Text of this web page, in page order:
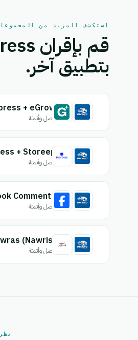
استكشف المزيد من
بتطبيق آخر.
+ eGrow
اتصل وأتمتة
+ Storeep
اتصل وأتمتة
اتصل وأتمتة
اتصل وأتمتة